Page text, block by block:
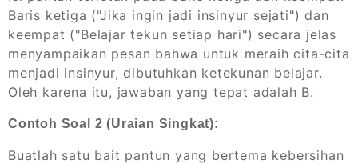
Baris ketiga ("Jika ingin jadi insinyur sejati") dan
keempat ("Belajar tekun setiap hari") secara jelas
menyampaikan pesan bahwa untuk meraih cita-cita
menjadi insinyur, dibutuhkan ketekunan belajar.
Oleh karena itu, jawaban yang tepat adalah B.
Contoh Soal 2 (Uraian Singkat):
Buatlah satu bait pantun yang bertema kebersihan